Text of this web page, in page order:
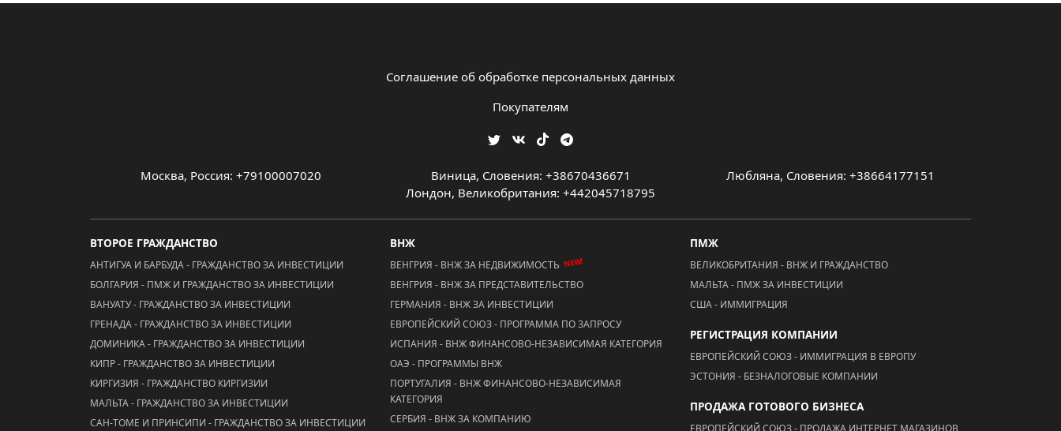
Соглашение об обработке персональных данных
Покупателям
Москва, Россия: +79100007020 Виница, Словения: +38670436671
Любляна, Словения: +38664177151
Лондон, Великобритания: +442045718795
ВТОРОЕ ГРАЖДАНСТВО
АНТИГУА И БАРБУДА - ГРАЖДАНСТВО ЗА ИНВЕСТИЦИИ
БОЛГАРИЯ - ПМЖ И ГРАЖДАНСТВО ЗА ИНВЕСТИЦИИ
ВАНУАТУ - ГРАЖДАНСТВО ЗА ИНВЕСТИЦИИ
ГРЕНАДА - ГРАЖДАНСТВО ЗА ИНВЕСТИЦИИ
ДОМИНИКА - ГРАЖДАНСТВО ЗА ИНВЕСТИЦИИ
КИПР - ГРАЖДАНСТВО ЗА ИНВЕСТИЦИИ
КИРГИЗИЯ - ГРАЖДАНСТВО КИРГИЗИИ
МАЛЬТА - ГРАЖДАНСТВО ЗА ИНВЕСТИЦИИ
САН-ТОМЕ И ПРИНСИПИ - ГРАЖДАНСТВО ЗА ИНВЕСТИЦИИ
ВНЖ
ВЕНГРИЯ - ВНЖ ЗА НЕДВИЖИМОСТЬ NEW!
ВЕНГРИЯ - ВНЖ ЗА ПРЕДСТАВИТЕЛЬСТВО
ГЕРМАНИЯ - ВНЖ ЗА ИНВЕСТИЦИИ
ЕВРОПЕЙСКИЙ СОЮЗ - ПРОГРАММА ПО ЗАПРОСУ
ИСПАНИЯ - ВНЖ ФИНАНСОВО-НЕЗАВИСИМАЯ КАТЕГОРИЯ
ОАЭ - ПРОГРАММЫ ВНЖ
ПОРТУГАЛИЯ - ВНЖ ФИНАНСОВО-НЕЗАВИСИМАЯ
КАТЕГОРИЯ
СЕРБИЯ - ВНЖ ЗА КОМПАНИЮ
ПМЖ
ВЕЛИКОБРИТАНИЯ - ВНЖ И ГРАЖДАНСТВО
МАЛЬТА - ПМЖ ЗА ИНВЕСТИЦИИ
США - ИММИГРАЦИЯ
РЕГИСТРАЦИЯ КОМПАНИИ
ЕВРОПЕЙСКИЙ СОЮЗ - ИММИГРАЦИЯ В ЕВРОПУ
ЭСТОНИЯ - БЕЗНАЛОГОВЫЕ КОМПАНИИ
ПРОДАЖА ГОТОВОГО БИЗНЕСА
ЕВРОПЕЙСКИЙ СОЮЗ - ПРОДАЖА ИНТЕРНЕТ МАГАЗИНОВ